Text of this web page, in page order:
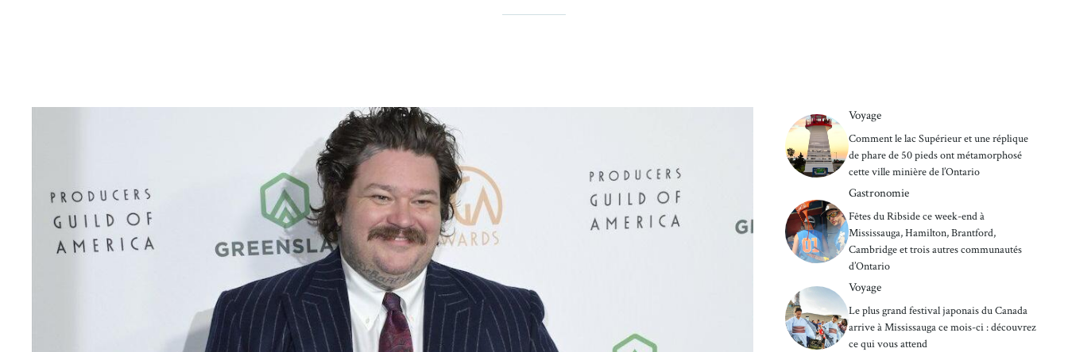
Voyage
Comment le lac Supérieur et une réplique
de phare de 50 pieds ont métamorphosé
cette ville minière de l’Ontario
Gastronomie
Fêtes du Ribside ce week-end à
Mississauga, Hamilton, Brantford,
Cambridge et trois autres communautés
d’Ontario
Voyage
Le plus grand festival japonais du Canada
arrive à Mississauga ce mois-ci : découvrez
ce qui vous attend